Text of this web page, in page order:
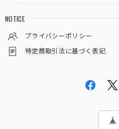
NOTICE
プライバシーポリシー
特定商取引法に基づく表記